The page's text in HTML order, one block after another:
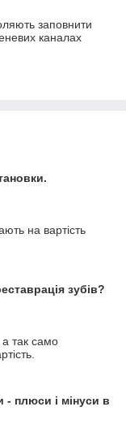
заповнити
каналах
на вартість
зубів?
а так само
- плюси і мінуси в